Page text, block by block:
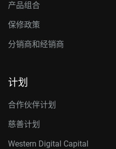
产品组合
保修政策
分销商和经销商
计划
合作伙伴计划
慈善计划
Western Digital Capital